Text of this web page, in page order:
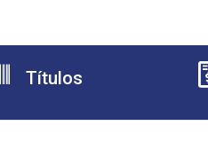
Títulos